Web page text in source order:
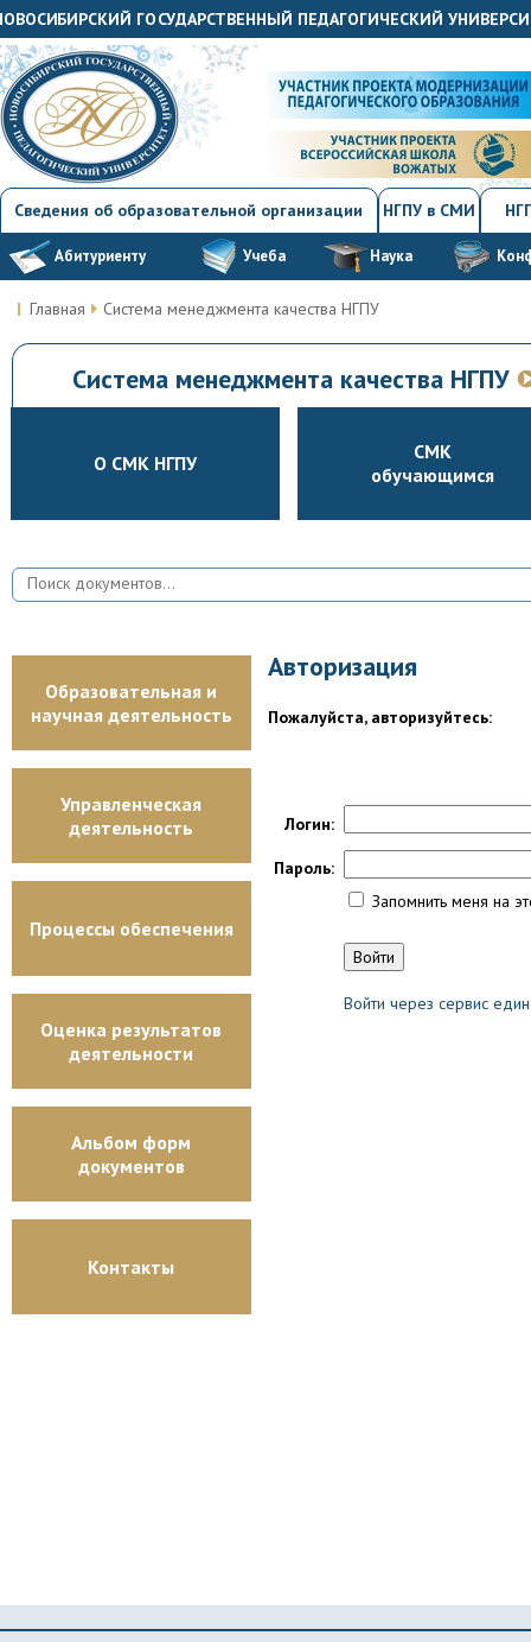
ГОСУДАРСТВЕННЫЙ ПЕДАГОГИЧЕСКИЙ
Сведения об образовательной организации НГПУ в СМИ
Абитуриенту Учеба Наука
Главная Система менеджмента качества НГПУ
Система менеджмента качества НГПУ
О СМК НГПУ
СМК
обучающимся
Образовательная и
научная деятельность
Управленческая
деятельность
Процессы обеспечения
Оценка результатов
деятельности
Альбом форм
документов
Контакты
Авторизация
Пожалуйста, авторизуйтесь:
Логин:
Пароль:
Запомнить меня на
Войти через сервис